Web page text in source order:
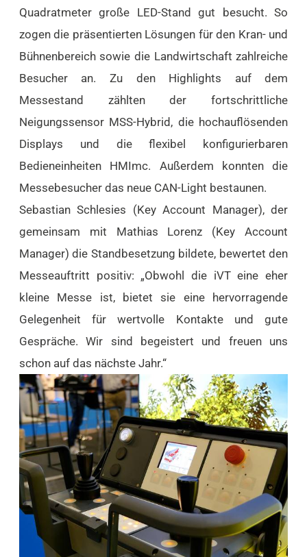
Quadratmeter große LED-Stand gut besucht. So
zogen die präsentierten Lösungen für den Kran- und
Bühnenbereich sowie die Landwirtschaft zahlreiche
Besucher an. Zu den Highlights auf dem
Messestand zählten der fortschrittliche
Neigungssensor MSS-Hybrid, die hochauflösenden
Displays und die flexibel konfigurierbaren
Bedieneinheiten HMImc. Außerdem konnten die
Messebesucher das neue CAN-Light bestaunen.
Sebastian Schlesies (Key Account Manager), der
gemeinsam mit Mathias Lorenz (Key Account
Manager) die Standbesetzung bildete, bewertet den
Messeauftritt positiv: „Obwohl die iVT eine eher
kleine Messe ist, bietet sie eine hervorragende
Gelegenheit für wertvolle Kontakte und gute
Gespräche. Wir sind begeistert und freuen uns
schon auf das nächste Jahr.“